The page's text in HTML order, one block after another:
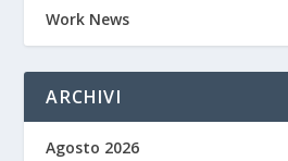
Work News
ARCHIVI
Agosto 2026